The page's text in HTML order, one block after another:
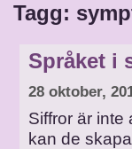
Tagg:
Språket i
28 oktober,
Siffror är inte
kan de